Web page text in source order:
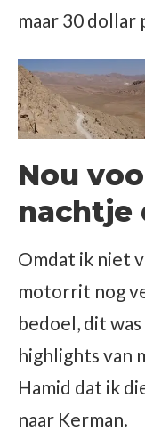
maar 30 dollar
Nou
nachtje
Omdat ik niet
motorrit nog
bedoel, dit
highlights van
Hamid dat ik
naar Kerman.